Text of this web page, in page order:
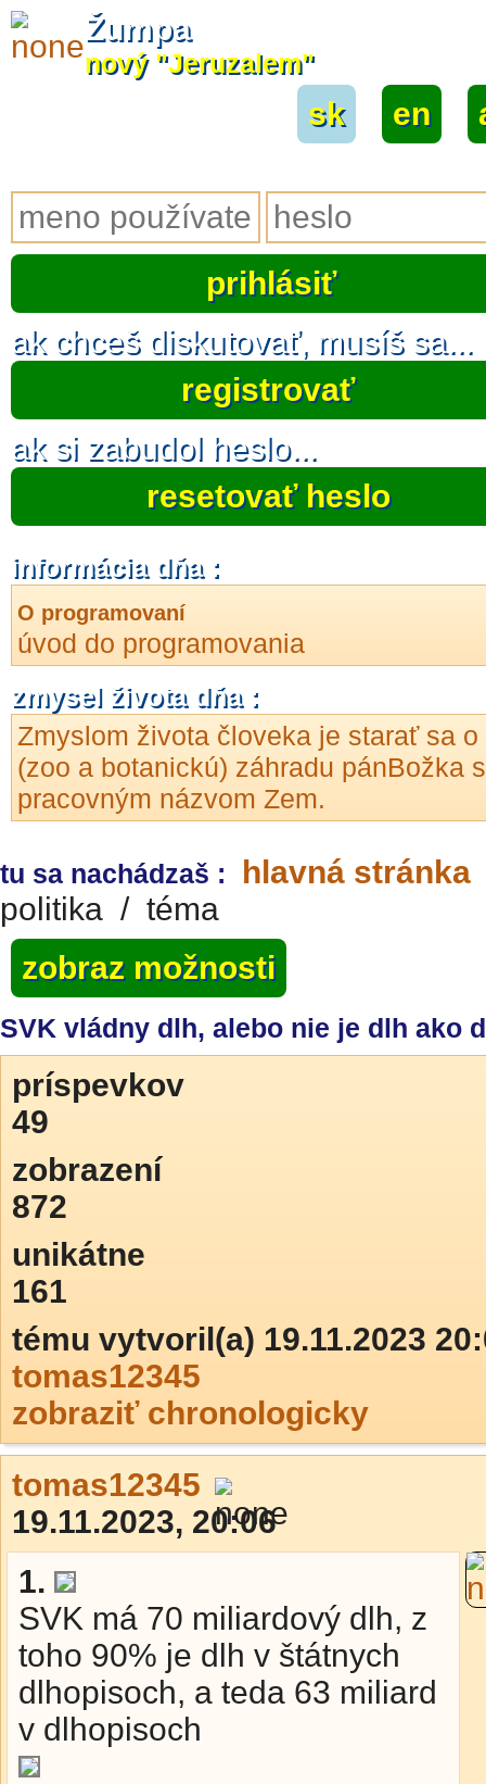
Žumpa
nový "Jeruzalem"
sk en
ak chceš diskutovať, musíš sa...
registrovať
ak si zabudol heslo...
resetovať heslo
informácia dňa :
O programovaní
úvod do programovania
zmysel života dňa :
Zmyslom života človeka je starať sa o
(zoo a botanickú) záhradu pánBožka s
pracovným názvom Zem.
tu sa nachádzaš : hlavná stránka
politika / téma
zobraz možnosti
SVK vládny dlh, alebo nie je dlh ako
príspevkov
49
zobrazení
872
unikátne
161
tému vytvoril(a) 19.11.2023
tomas12345
zobraziť chronologicky
tomas12345
19.11.2023, 20:06
1.
SVK má 70 miliardový dlh, z
toho 90% je dlh v štátnych
dlhopisoch, a teda 63 miliard
v dlhopisoch